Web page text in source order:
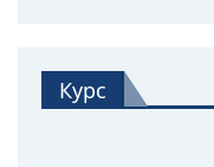
Курс